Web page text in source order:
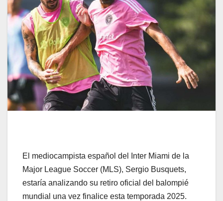
El mediocampista español del Inter Miami de la
Major League Soccer (MLS), Sergio Busquets,
estaría analizando su retiro oficial del balompié
mundial una vez finalice esta temporada 2025.